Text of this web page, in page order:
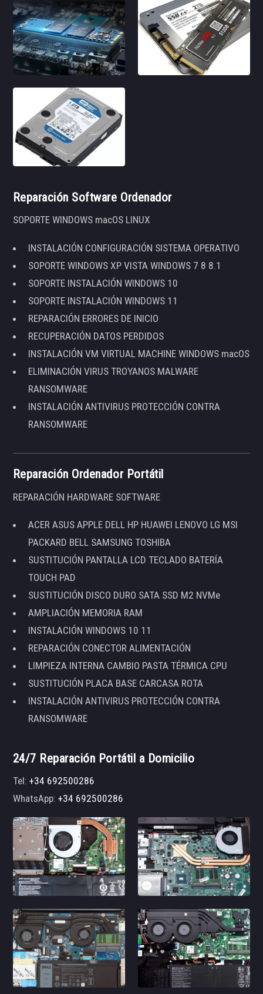
Reparación Software Ordenador
SOPORTE WINDOWS macOS LINUX
INSTALACIÓN CONFIGURACIÓN SISTEMA OPERATIVO
SOPORTE WINDOWS XP VISTA WINDOWS 7 8 8.1
SOPORTE INSTALACIÓN WINDOWS 10
SOPORTE INSTALACIÓN WINDOWS 11
REPARACIÓN ERRORES DE INICIO
RECUPERACIÓN DATOS PERDIDOS
INSTALACIÓN VM VIRTUAL MACHINE WINDOWS macOS
ELIMINACIÓN VIRUS TROYANOS MALWARE
RANSOMWARE
INSTALACIÓN ANTIVIRUS PROTECCIÓN CONTRA
RANSOMWARE
Reparación Ordenador Portátil
REPARACIÓN HARDWARE SOFTWARE
ACER ASUS APPLE DELL HP HUAWEI LENOVO LG MSI
PACKARD BELL SAMSUNG TOSHIBA
SUSTITUCIÓN PANTALLA LCD TECLADO BATERÍA
TOUCH PAD
SUSTITUCIÓN DISCO DURO SATA SSD M2 NVMe
AMPLIACIÓN MEMORIA RAM
INSTALACIÓN WINDOWS 10 11
REPARACIÓN CONECTOR ALIMENTACIÓN
LIMPIEZA INTERNA CAMBIO PASTA TÉRMICA CPU
SUSTITUCIÓN PLACA BASE CARCASA ROTA
INSTALACIÓN ANTIVIRUS PROTECCIÓN CONTRA
RANSOMWARE
24/7 Reparación Portátil a Domicilio
Tel:+34 692500286
WhatsApp:+34 692500286